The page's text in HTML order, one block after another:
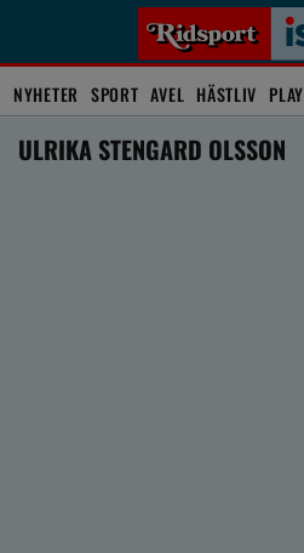
NYHETER SPORT AVEL HÄSTLIV PLAY
ULRIKA STENGARD OLSSON